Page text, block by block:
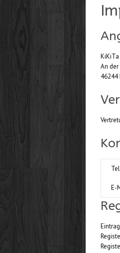
KiKiTa
An der
E-